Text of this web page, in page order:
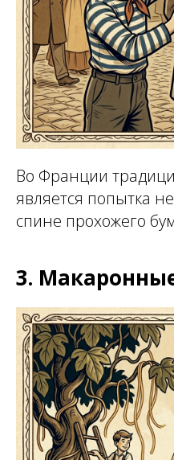
Во Франции
является попытка
спине прохожего
3.